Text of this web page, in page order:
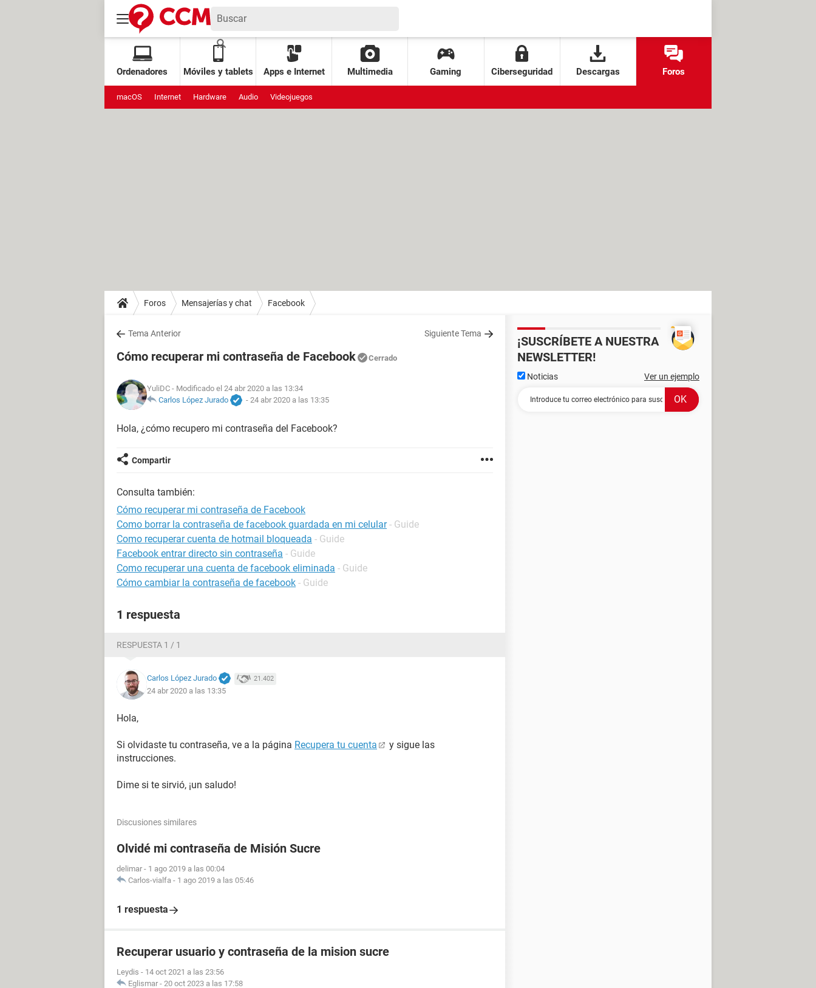
Ordenadores Móviles y tablets Apps e Internet Multimedia Gaming Ciberseguridad Descargas Foros
macOS Internet Hardware Audio Videojuegos
Foros Mensajerías y chat Facebook
Tema Anterior Siguiente Tema
Cómo recuperar mi contraseña de Facebook Cerrado
YuliDC - Modificado el 24 abr 2020 a las 13:34
Carlos López Jurado
- 24 abr 2020 a las 13:35
Hola, ¿cómo recupero mi contraseña del Facebook?
Compartir
Consulta también:
Cómo recuperar mi contraseña de Facebook
Como borrar la contraseña de facebook guardada en mi celular - Guide
Como recuperar cuenta de hotmail bloqueada - Guide
Facebook entrar directo sin contraseña - Guide
Como recuperar una cuenta de facebook eliminada - Guide
Cómo cambiar la contraseña de facebook - Guide
1 respuesta
RESPUESTA 1 / 1
Carlos López Jurado 21.402
24 abr 2020 a las 13:35
Hola,
Si olvidaste tu contraseña, ve a la página Recupera tu cuenta
y sigue las
instrucciones.
Dime si te sirvió, ¡un saludo!
Discusiones similares
Olvidé mi contraseña de Misión Sucre
delimar - 1 ago 2019 a las 00:04
Carlos-vialfa - 1 ago 2019 a las 05:46
1 respuesta
Recuperar usuario y contraseña de la mision sucre
Leydis - 14 oct 2021 a las 23:56
Eglismar - 20 oct 2023 a las 17:58
¡SUSCRÍBETE A NUESTRA
NEWSLETTER!
Noticias Ver un ejemplo